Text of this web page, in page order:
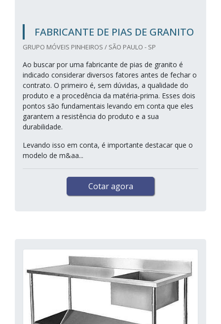
FABRICANTE DE PIAS DE GRANITO
GRUPO MÓVEIS PINHEIROS / SÃO PAULO - SP
Ao buscar por uma fabricante de pias de granito é
indicado considerar diversos fatores antes de fechar o
contrato. O primeiro é, sem dúvidas, a qualidade do
produto e a procedência da matéria-prima. Esses dois
pontos são fundamentais levando em conta que eles
garantem a resistência do produto e a sua
durabilidade.
Levando isso em conta, é importante destacar que o
modelo de m&aa...
Cotar agora